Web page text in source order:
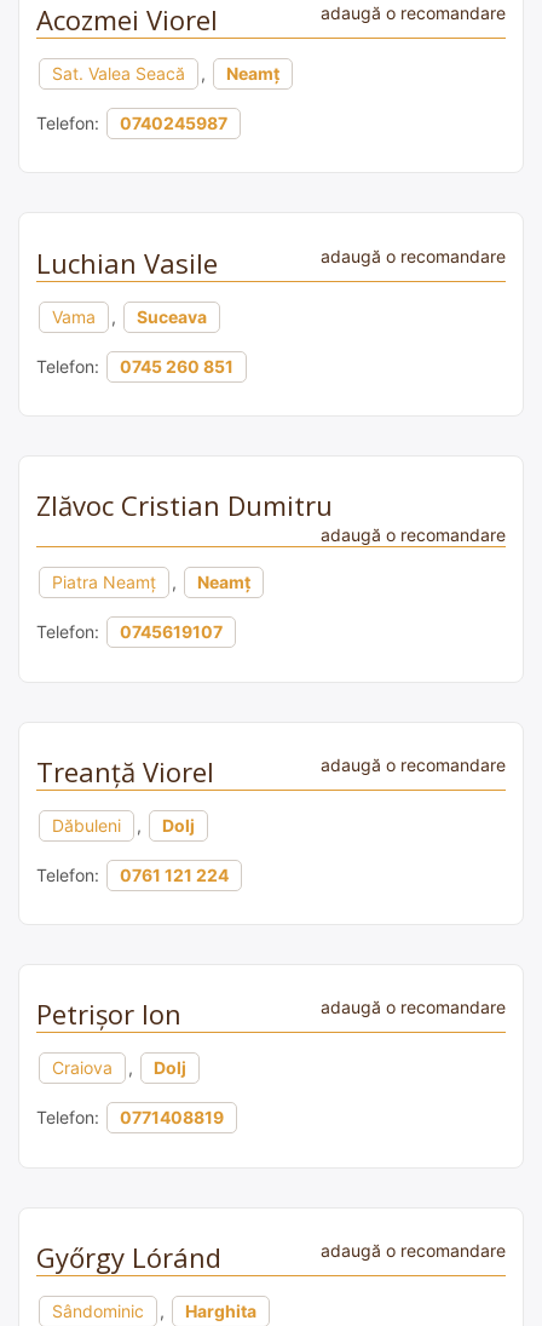
Acozmei Viorel adaugă o recomandare
Sat. Valea Seacă , Neamț
Telefon: 0740245987
Luchian Vasile adaugă o recomandare
Vama , Suceava
Telefon: 0745 260 851
Zlăvoc Cristian Dumitru
adaugă o recomandare
Piatra Neamț , Neamț
Telefon: 0745619107
Treanță Viorel adaugă o recomandare
Dăbuleni , Dolj
Telefon: 0761 121 224
Petrişor Ion adaugă o recomandare
Craiova , Dolj
Telefon: 0771408819
Győrgy Lóránd adaugă o recomandare
Sândominic , Harghita